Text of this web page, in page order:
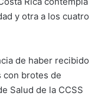
y otra a los cuatro
de haber recibido
con brotes de
Salud de la CCSS